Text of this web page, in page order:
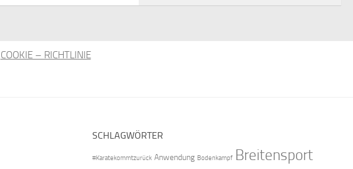
COOKIE – RICHTLINIE
SCHLAGWÖRTER
#Karatekommtzurück Anwendung Bodenkampf Breitensport